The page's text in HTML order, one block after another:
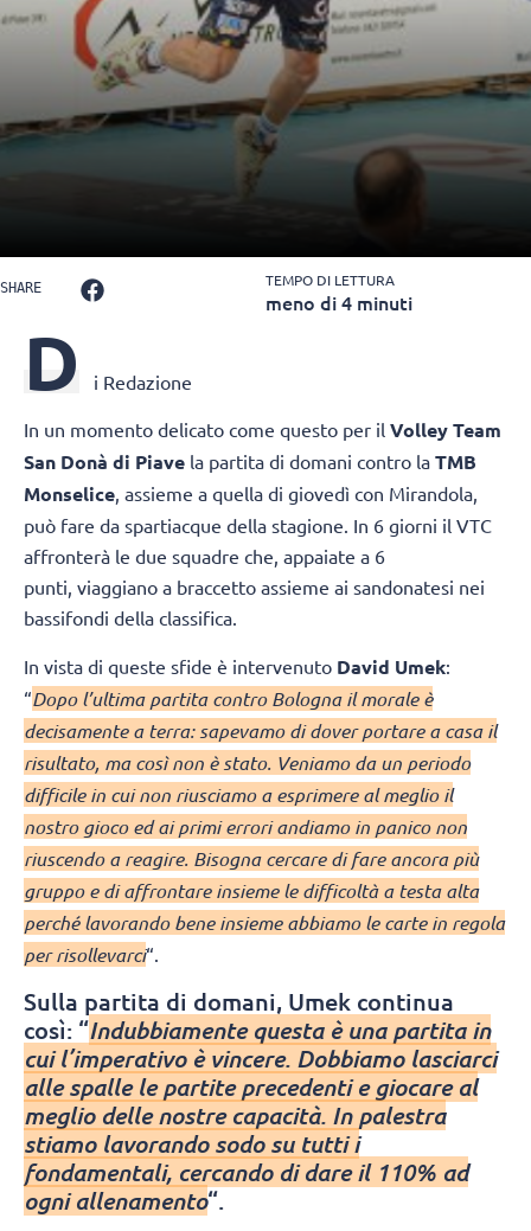
SHARE TEMPO DI LETTURA
meno di 4 minuti
D i Redazione
In un momento delicato come questo per il Volley Team
San Donà di Piave la partita di domani contro la TMB
Monselice, assieme a quella di giovedì con Mirandola,
può fare da spartiacque della stagione. In 6 giorni il VTC
affronterà le due squadre che, appaiate a 6
punti, viaggiano a braccetto assieme ai sandonatesi nei
bassifondi della classifica.
In vista di queste sfide è intervenuto David Umek:
“Dopo l’ultima partita contro Bologna il morale è
decisamente a terra: sapevamo di dover portare a casa il
risultato, ma così non è stato. Veniamo da un periodo
difficile in cui non riusciamo a esprimere al meglio il
nostro gioco ed ai primi errori andiamo in panico non
riuscendo a reagire. Bisogna cercare di fare ancora più
gruppo e di affrontare insieme le difficoltà a testa alta
perché lavorando bene insieme abbiamo le carte in regola
per risollevarci“.
Sulla partita di domani, Umek continua
così: “Indubbiamente questa è una partita in
cui l’imperativo è vincere. Dobbiamo lasciarci
alle spalle le partite precedenti e giocare al
meglio delle nostre capacità. In palestra
stiamo lavorando sodo su tutti i
fondamentali, cercando di dare il 110% ad
ogni allenamento“.